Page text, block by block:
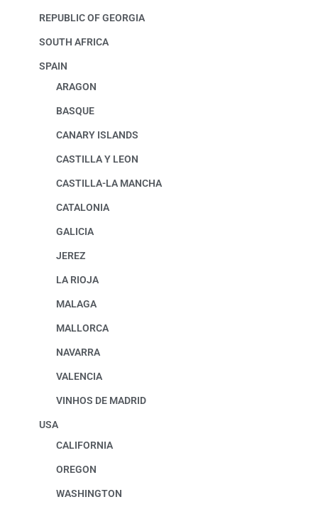
REPUBLIC OF GEORGIA
SOUTH AFRICA
SPAIN
ARAGON
BASQUE
CANARY ISLANDS
CASTILLA Y LEON
CASTILLA-LA MANCHA
CATALONIA
GALICIA
JEREZ
LA RIOJA
MALAGA
MALLORCA
NAVARRA
VALENCIA
VINHOS DE MADRID
USA
CALIFORNIA
OREGON
WASHINGTON